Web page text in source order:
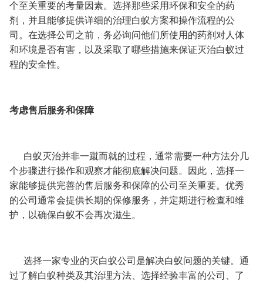
个至关重要的考量因素。选择那些采用环保和安全的药
剂，并且能够提供详细的治理白蚁方案和操作流程的公
司。在选择公司之前，务必询问他们所使用的药剂对人体
和环境是否有害，以及采取了哪些措施来保证灭治白蚁过
程的安全性。
考虑售后服务和保障
白蚁灭治并非一蹴而就的过程，通常需要一种方法分几
个步骤进行操作和观察才能彻底解决问题。因此，选择一
家能够提供完善的售后服务和保障的公司至关重要。优秀
的公司通常会提供长期的保修服务，并定期进行检查和维
护，以确保白蚁不会再次滋生。
选择一家专业的灭白蚁公司 是解决白蚁问题的关键。通
过了解白蚁种类及其治理方法、选择经验丰富的公司、了